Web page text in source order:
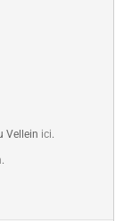
Vellein ici.
.